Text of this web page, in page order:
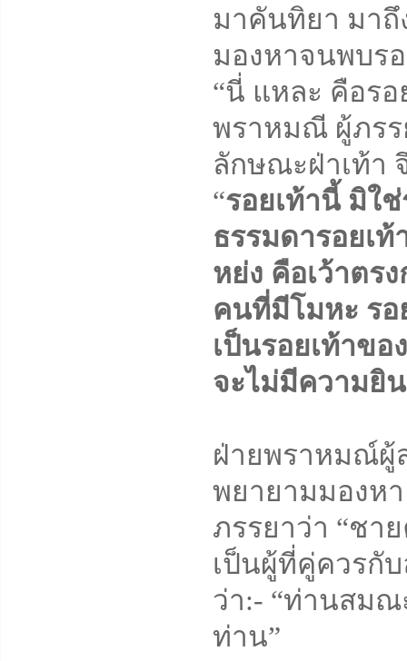
มาคันทิยา มา
มองหาจนพบร
“นี่ แหละ คือร
พราหมณี ผู้ภรร
ลักษณะฝ่าเท้า
“รอยเท้านี้ มิใ
ธรรมดารอยเ
หย่ง คือเว้าตร
คนที่มีโมหะ รอ
เป็นรอยเท้าขอ
จะไม่มีความยิ
ฝ่ายพราหมณ์ผู้
พยายามมองห
ภรรยาว่า “ชา
เป็นผู้ที่คู่ควรกับ
ว่า:- “ท่านสมณ
ท่าน”